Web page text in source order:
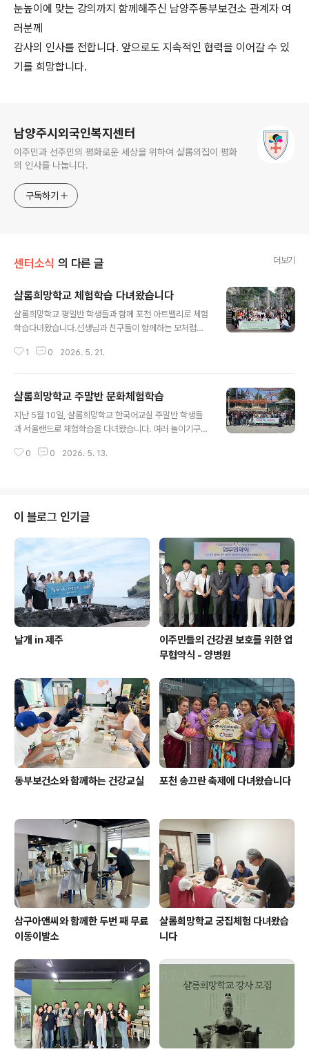
눈높이에 맞는 강의까지 함께해주신 남양주동부보건소 관계자 여
러분께
감사의 인사를 전합니다. 앞으로도 지속적인 협력을 이어갈 수 있
기를 희망합니다.
남양주시외국인복지센터
이주민과 선주민의 평화로운 세상을 위하여 샬롬의집이 평화
의 인사를 나눕니다.
구독하기
센터소식 의 다른 글 더보기
샬롬희망학교 체험학습 다녀왔습니다
샬롬희망학교 평일반 학생들과 함께 포천 아트밸리로 체험
학습다녀왔습니다.선생님과 친구들이 함께하는 모처럼의
습은 그런 쉼의 과정 중 하나입니다.오늘 하루만큼은 공부
하는시간이 되었기를 기원합니다.
1 0 2026. 5. 21.
샬롬희망학교 주말반 문화체험학습
지난 5월 10일, 샬롬희망학교 한국어교실 주말반 학생들
과 서울랜드로 체험학습을 다녀왔습니다. 여러 놀이기구를
구들 및 강사 선생님과 맛있는 음식을 나누며 즐거운 시간
시나마 쉼과 힐링의 시간이 되었기를 바라며, 또 하나의 추
억을 쌓는 시간이 되었기를 바래봅니다.
0 0 2026. 5. 13.
이 블로그 인기글
날개 in 제주
이주민들의 건강권 보호를 위한 업
무협약식 - 양병원
동부보건소와 함께하는 건강교실 포천 송끄란 축제에 다녀왔습니다
삼구아앤씨와 함께한 두번 째 무료
이동이발소
샬롬희망학교 궁집체험 다녀왔습
니다